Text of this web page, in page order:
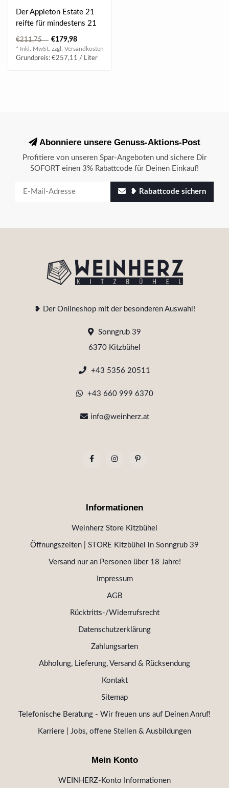
Jamaica Rum 0.7 l 43%
vol
Der Appleton Estate 21
reifte für mindestens 21
Jahre in kleinen
Eichenholz Fä..
€211,75 €179,98
* Inkl. MwSt. zzgl. Versandkosten
Grundpreis: €257,11 / Liter
Abonniere unsere Genuss-Aktions-Post
Profitiere von unseren Spar-Angeboten und sichere Dir
SOFORT einen 3% Rabattcode für Deinen Einkauf!
❥ Rabattcode sichern
❥ Der Onlineshop mit der besonderen Auswahl!
Sonngrub 39
6370 Kitzbühel
+43 5356 20511
+43 660 999 6370
info@weinherz.at
Informationen
Weinherz Store Kitzbühel
Öffnungszeiten | STORE Kitzbühel in Sonngrub 39
Versand nur an Personen über 18 Jahre!
Impressum
AGB
Rücktritts-/Widerrufsrecht
Datenschutzerklärung
Zahlungsarten
Abholung, Lieferung, Versand & Rücksendung
Kontakt
Sitemap
Telefonische Beratung - Wir freuen uns auf Deinen Anruf!
Karriere | Jobs, offene Stellen & Ausbildungen
Mein Konto
WEINHERZ-Konto Informationen